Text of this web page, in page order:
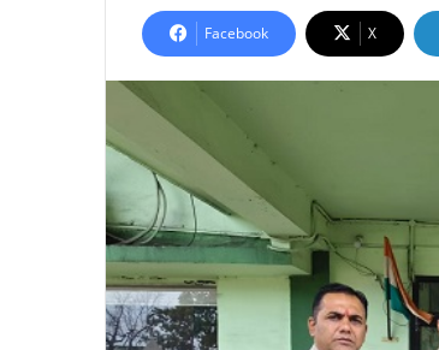
Facebook X